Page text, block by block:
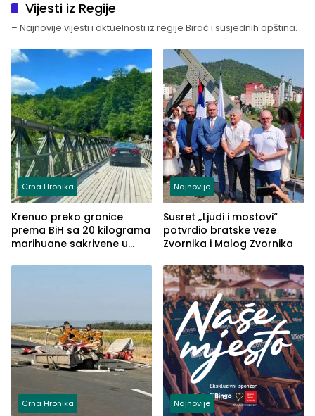
Vijesti iz Regije
– Najnovije vijesti i aktuelnosti iz regije Birač i susjednih opština.
Crna Hronika
Krenuo preko granice
prema BiH sa 20 kilograma
marihuane sakrivene u
Najnovije
Susret „Ljudi i mostovi“
potvrdio bratske veze
Zvornika i Malog Zvornika
Crna Hronika Najnovije